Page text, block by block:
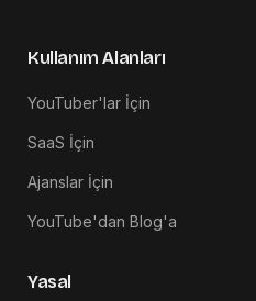
Kullanım Alanları
YouTuber'lar İçin
SaaS İçin
Ajanslar İçin
YouTube'dan Blog'a
Yasal